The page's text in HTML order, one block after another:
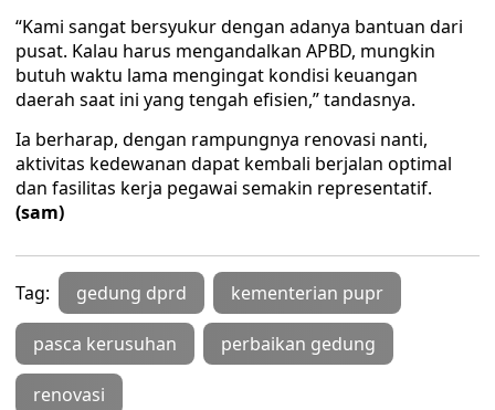
“Kami sangat bersyukur dengan adanya bantuan dari
pusat. Kalau harus mengandalkan APBD, mungkin
butuh waktu lama mengingat kondisi keuangan
daerah saat ini yang tengah efisien,” tandasnya.
Ia berharap, dengan rampungnya renovasi nanti,
aktivitas kedewanan dapat kembali berjalan optimal
dan fasilitas kerja pegawai semakin representatif.
(sam)
Tag: gedung dprd kementerian pupr
pasca kerusuhan perbaikan gedung
renovasi